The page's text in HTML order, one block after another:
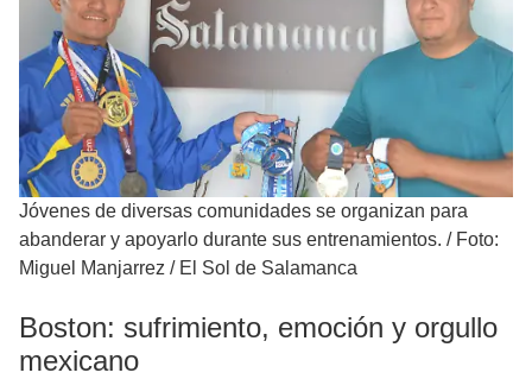
Jóvenes de diversas comunidades se organizan para
abanderar y apoyarlo durante sus entrenamientos. / Foto:
Miguel Manjarrez / El Sol de Salamanca
Boston: sufrimiento, emoción y orgullo
mexicano